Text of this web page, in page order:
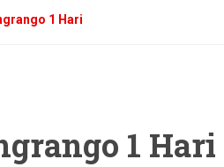
1 Hari
1 Hari